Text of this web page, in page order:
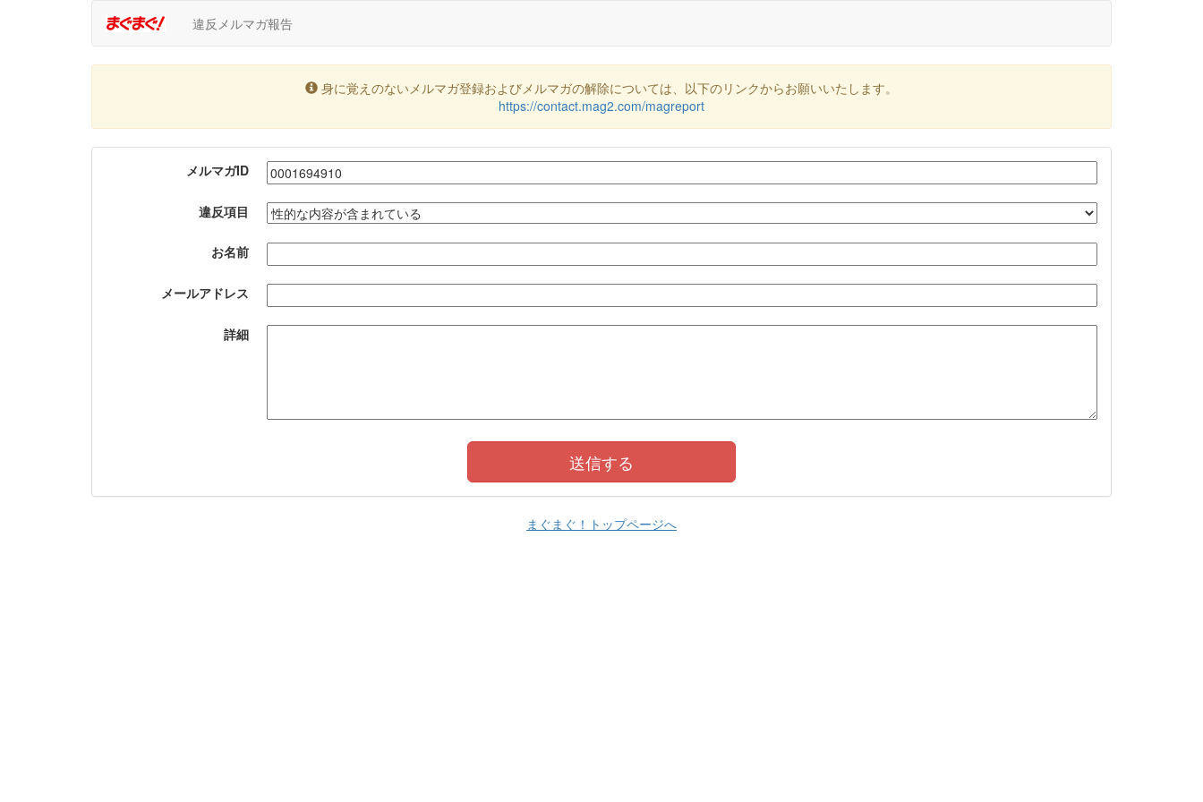
違反メルマガ報告
身に覚えのないメルマガ登録およびメルマガの解除については、以下のリンクからお願いいたします。
https://contact.mag2.com/magreport
メルマガID
違反項目
お名前
メールアドレス
詳細
まぐまぐ！トップページへ